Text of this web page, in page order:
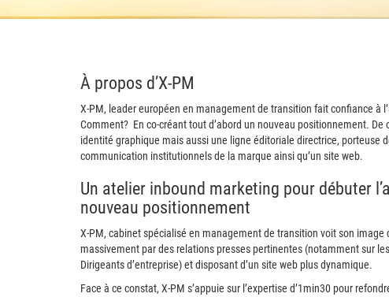
À propos d’X-PM
X-PM, leader européen en management de transition fait confiance à
Comment? En co-créant tout d’abord un nouveau positionnement.
identité graphique mais aussi une ligne éditoriale directrice, porteuse
communication institutionnels de la marque ainsi qu’un site web.
Un atelier inbound marketing pour débuter
nouveau positionnement
X-PM, cabinet spécialisé en management de transition voit son
massivement par des relations presses pertinentes (notamment sur
Dirigeants d’entreprise) et disposant d’un site web plus dynamique.
Face à ce constat, X-PM s’appuie sur l’expertise d’1min30 pour